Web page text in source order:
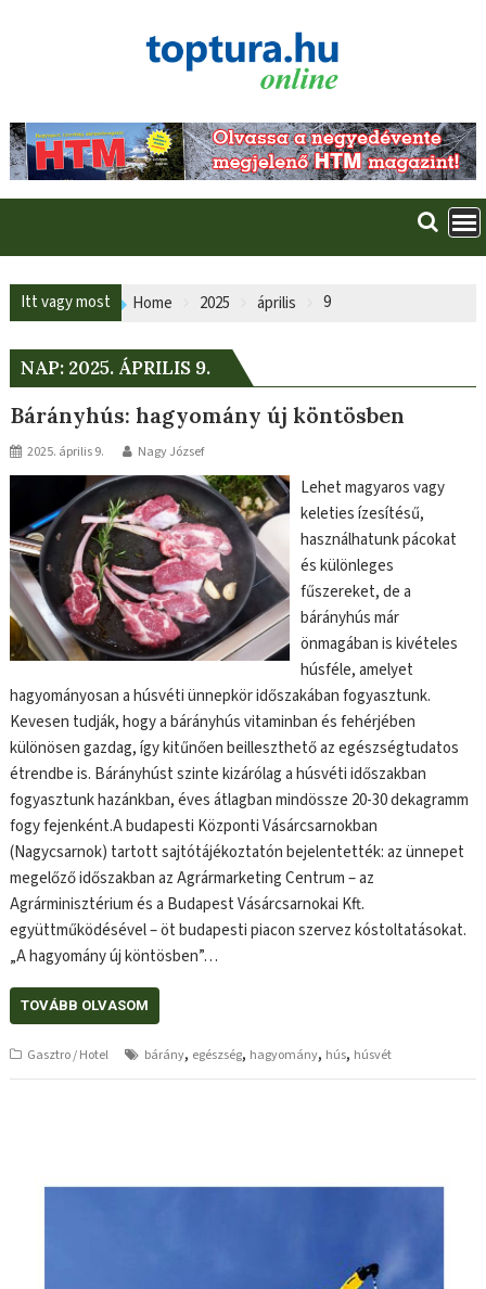
Itt vagy most Home 2025 április 9
NAP: 2025. ÁPRILIS 9.
Bárányhús: hagyomány új köntösben
2025. április 9. Nagy József
Lehet magyaros vagy
keleties ízesítésű,
használhatunk pácokat
és különleges
fűszereket, de a
bárányhús már
önmagában is kivételes
húsféle, amelyet
hagyományosan a húsvéti ünnepkör időszakában fogyasztunk.
Kevesen tudják, hogy a bárányhús vitaminban és fehérjében
különösen gazdag, így kitűnően beilleszthető az egészségtudatos
étrendbe is. Bárányhúst szinte kizárólag a húsvéti időszakban
fogyasztunk hazánkban, éves átlagban mindössze 20-30 dekagramm
fogy fejenként.A budapesti Központi Vásárcsarnokban
(Nagycsarnok) tartott sajtótájékoztatón bejelentették: az ünnepet
megelőző időszakban az Agrármarketing Centrum – az
Agrárminisztérium és a Budapest Vásárcsarnokai Kft.
együttműködésével – öt budapesti piacon szervez kóstoltatásokat.
„A hagyomány új köntösben”…
TOVÁBB OLVASOM
Gasztro / Hotel bárány, egészség, hagyomány, hús, húsvét